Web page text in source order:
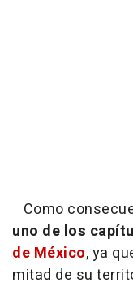
Como
uno de los
de México, ya
mitad de su